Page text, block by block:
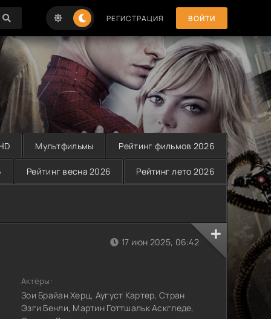
РЕГИСТРАЦИЯ ВОЙТИ
Мультфильмы Рейтинг фильмов 2026
Рейтинг весна 2026 Рейтинг лето 2026
17 июн 2025, 06:42
Актёры:
Зои Брайан Херц, Аугуст Картер, Стран
Эзги Бенли, Мартин Готтшальк Аскгледе,